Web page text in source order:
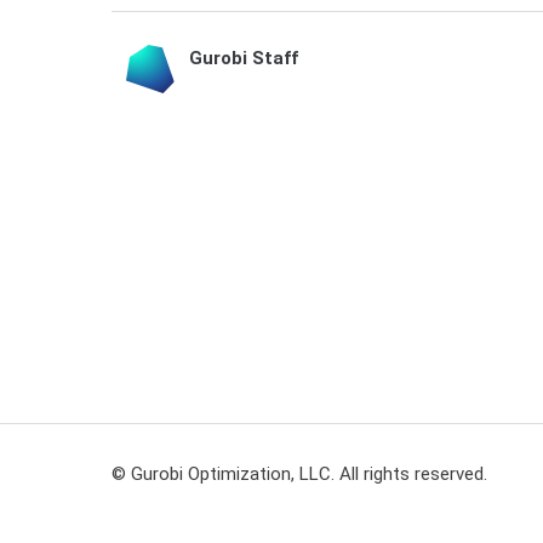
Gurobi Staff
© Gurobi Optimization, LLC. All rights reserved.